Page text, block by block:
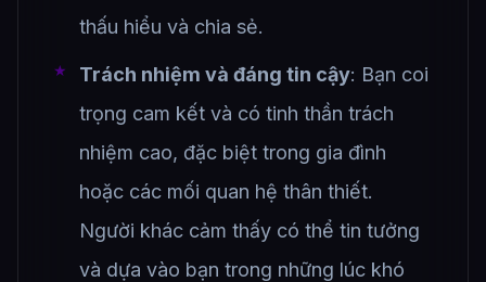
thấu hiểu và chia sẻ.
Trách nhiệm và đáng tin cậy: Bạn coi
trọng cam kết và có tinh thần trách
nhiệm cao, đặc biệt trong gia đình
hoặc các mối quan hệ thân thiết.
Người khác cảm thấy có thể tin tưởng
và dựa vào bạn trong những lúc khó